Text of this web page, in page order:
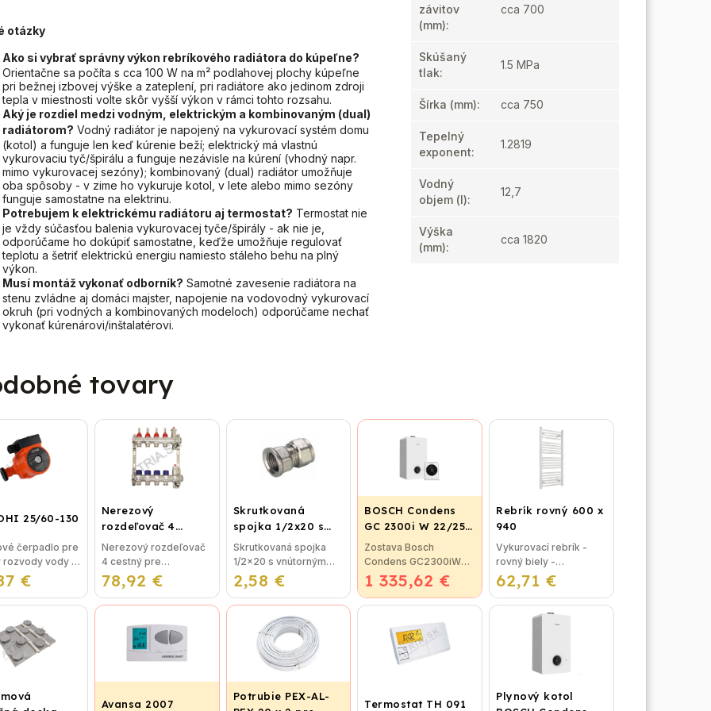
otázky
Ako si vybrať správny výkon rebríkového radiátora do kúpeľne?
Orientačne sa počíta s cca 100 W na m² podlahovej plochy kúpeľne
pri bežnej izbovej výške a zateplení, pri radiátore ako jedinom zdroji
tepla v miestnosti volte skôr vyšší výkon v rámci tohto rozsahu.
Aký je rozdiel medzi vodným, elektrickým a kombinovaným (dual)
radiátorom? Vodný radiátor je napojený na vykurovací systém domu
(kotol) a funguje len keď kúrenie beží; elektrický má vlastnú
vykurovaciu tyč/špirálu a funguje nezávisle na kúrení (vhodný napr.
mimo vykurovacej sezóny); kombinovaný (dual) radiátor umožňuje
oba spôsoby - v zime ho vykuruje kotol, v lete alebo mimo sezóny
funguje samostatne na elektrinu.
Potrebujem k elektrickému radiátoru aj termostat? Termostat nie
je vždy súčasťou balenia vykurovacej tyče/špirály - ak nie je,
odporúčame ho dokúpiť samostatne, keďže umožňuje regulovať
teplotu a šetriť elektrickú energiu namiesto stáleho behu na plný
výkon.
Musí montáž vykonať odborník? Samotné zavesenie radiátora na
stenu zvládne aj domáci majster, napojenie na vodovodný vykurovací
okruh (pri vodných a kombinovaných modeloch) odporúčame nechať
vykonať kúrenárovi/inštalatérovi.
závitov
(mm):
cca 700
Skúšaný
tlak:
1.5 MPa
Šírka (mm): cca 750
Tepelný
exponent:
1.2819
Vodný
objem (l):
12,7
Výška
(mm):
cca 1820
tovary
25/60-130
€
čerpadlo pre
rozvody vody v
OHI 25/60-
Nerezový
rozdeľovač 4
cestný pre
podlahové
vykurovanie
78,92 €
Nerezový rozdeľovač
4 cestný pre
podlahové
vykurovanie
Rozdeľovače sú
nerezovej ocele podľa
nemeckej normy DIN
Skrutkovaná
spojka 1/2x20 s
vnútorným závitom
2,58 €
Skrutkovaná spojka
1/2x20 s vnútorným
závitom bez nutnosti
lisovania, použitie pre
plastohlikové potrubie
na vodu, alebo kúrenie.
BOSCH Condens
GC 2300i W 22/25
C + CR 120
1 335,62 €
Zostava Bosch
Condens GC2300iW
22/25C CR 120 -
Condens 2300iW
22/25 C - závesný
prietokovým ohrevom
teplej vody,...
Rebrík rovný 600 x
940
62,71 €
Vykurovací rebrík -
rovný biely -
rozmer: 600 x 940 mm
- určený na
vykurovanie do kúpeľní
- v kombinácii s kotlom
Avansa 2007
Potrubie PEX-AL-
Termostat TH 091
Plynový kotol